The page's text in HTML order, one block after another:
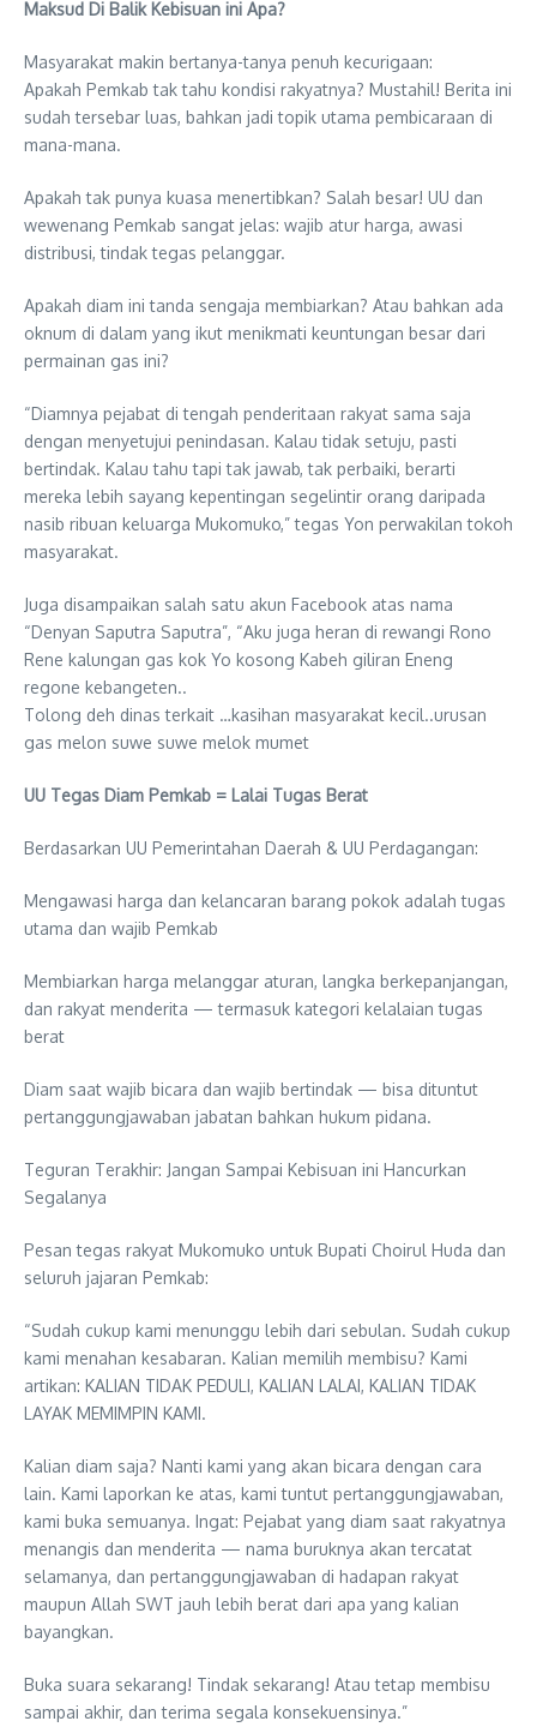
Maksud Di Balik Kebisuan ini Apa?
Masyarakat makin bertanya-tanya penuh kecurigaan:
Apakah Pemkab tak tahu kondisi rakyatnya? Mustahil! Berita ini
sudah tersebar luas, bahkan jadi topik utama pembicaraan di
mana-mana.
Apakah tak punya kuasa menertibkan? Salah besar! UU dan
wewenang Pemkab sangat jelas: wajib atur harga, awasi
distribusi, tindak tegas pelanggar.
Apakah diam ini tanda sengaja membiarkan? Atau bahkan ada
oknum di dalam yang ikut menikmati keuntungan besar dari
permainan gas ini?
“Diamnya pejabat di tengah penderitaan rakyat sama saja
dengan menyetujui penindasan. Kalau tidak setuju, pasti
bertindak. Kalau tahu tapi tak jawab, tak perbaiki, berarti
mereka lebih sayang kepentingan segelintir orang daripada
nasib ribuan keluarga Mukomuko,” tegas Yon perwakilan tokoh
masyarakat.
Juga disampaikan salah satu akun Facebook atas nama
“Denyan Saputra Saputra”, “Aku juga heran di rewangi Rono
Rene kalungan gas kok Yo kosong Kabeh giliran Eneng
regone kebangeten..
Tolong deh dinas terkait …kasihan masyarakat kecil..urusan
gas melon suwe suwe melok mumet
UU Tegas Diam Pemkab = Lalai Tugas Berat
Berdasarkan UU Pemerintahan Daerah & UU Perdagangan:
Mengawasi harga dan kelancaran barang pokok adalah tugas
utama dan wajib Pemkab
Membiarkan harga melanggar aturan, langka berkepanjangan,
dan rakyat menderita — termasuk kategori kelalaian tugas
berat
Diam saat wajib bicara dan wajib bertindak — bisa dituntut
pertanggungjawaban jabatan bahkan hukum pidana.
Teguran Terakhir: Jangan Sampai Kebisuan ini Hancurkan
Segalanya
Pesan tegas rakyat Mukomuko untuk Bupati Choirul Huda dan
seluruh jajaran Pemkab:
“Sudah cukup kami menunggu lebih dari sebulan. Sudah cukup
kami menahan kesabaran. Kalian memilih membisu? Kami
artikan: KALIAN TIDAK PEDULI, KALIAN LALAI, KALIAN TIDAK
LAYAK MEMIMPIN KAMI.
Kalian diam saja? Nanti kami yang akan bicara dengan cara
lain. Kami laporkan ke atas, kami tuntut pertanggungjawaban,
kami buka semuanya. Ingat: Pejabat yang diam saat rakyatnya
menangis dan menderita — nama buruknya akan tercatat
selamanya, dan pertanggungjawaban di hadapan rakyat
maupun Allah SWT jauh lebih berat dari apa yang kalian
bayangkan.
Buka suara sekarang! Tindak sekarang! Atau tetap membisu
sampai akhir, dan terima segala konsekuensinya.”